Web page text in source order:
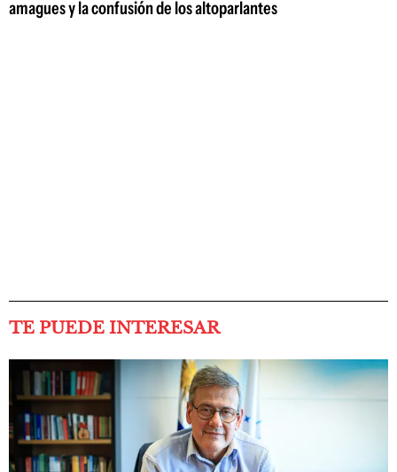
amagues y la confusión de los altoparlantes
TE PUEDE INTERESAR